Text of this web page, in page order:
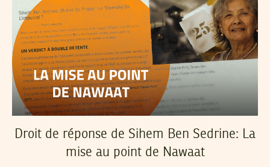
Droit de réponse de Sihem Ben Sedrine: La
mise au point de Nawaat